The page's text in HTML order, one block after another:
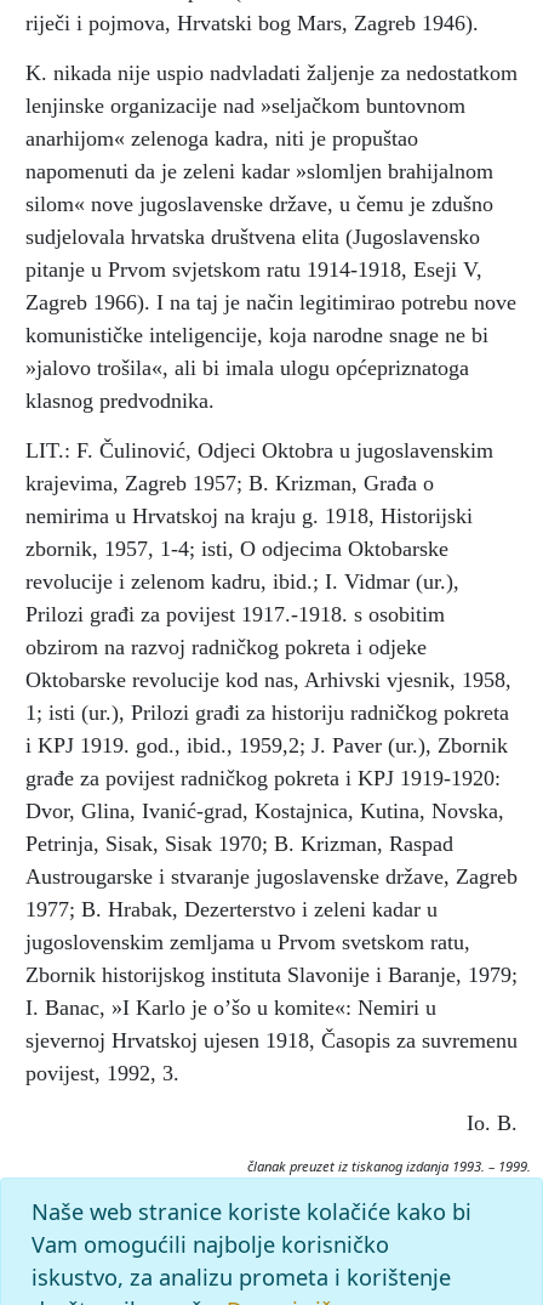
riječi i pojmova, Hrvatski bog Mars, Zagreb 1946).
K. nikada nije uspio nadvladati žaljenje za nedostatkom
lenjinske organizacije nad »seljačkom buntovnom
anarhijom« zelenoga kadra, niti je propuštao
napomenuti da je zeleni kadar »slomljen brahijalnom
silom« nove jugoslavenske države, u čemu je zdušno
sudjelovala hrvatska društvena elita (Jugoslavensko
pitanje u Prvom svjetskom ratu 1914-1918, Eseji V,
Zagreb 1966). I na taj je način legitimirao potrebu nove
komunističke inteligencije, koja narodne snage ne bi
»jalovo trošila«, ali bi imala ulogu općepriznatoga
klasnog predvodnika.
LIT.: F. Čulinović, Odjeci Oktobra u jugoslavenskim
krajevima, Zagreb 1957; B. Krizman, Građa o
nemirima u Hrvatskoj na kraju g. 1918, Historijski
zbornik, 1957, 1-4; isti, O odjecima Oktobarske
revolucije i zelenom kadru, ibid.; I. Vidmar (ur.),
Prilozi građi za povijest 1917.-1918. s osobitim
obzirom na razvoj radničkog pokreta i odjeke
Oktobarske revolucije kod nas, Arhivski vjesnik, 1958,
1; isti (ur.), Prilozi građi za historiju radničkog pokreta
i KPJ 1919. god., ibid., 1959,2; J. Paver (ur.), Zbornik
građe za povijest radničkog pokreta i KPJ 1919-1920:
Dvor, Glina, Ivanić-grad, Kostajnica, Kutina, Novska,
Petrinja, Sisak, Sisak 1970; B. Krizman, Raspad
Austrougarske i stvaranje jugoslavenske države, Zagreb
1977; B. Hrabak, Dezerterstvo i zeleni kadar u
jugoslovenskim zemljama u Prvom svetskom ratu,
Zbornik historijskog instituta Slavonije i Baranje, 1979;
I. Banac, »I Karlo je o’šo u komite«: Nemiri u
sjevernoj Hrvatskoj ujesen 1918, Časopis za suvremenu
povijest, 1992, 3.
Io. B.
članak preuzet iz tiskanog izdanja 1993. – 1999.
Citiranje:
Krležijana (1993–99), mrežno izdanje.
Leksikografski zavod Miroslav Krleža, 2026. Pristupljeno
9.8.2026. <https://krlezijana.lzmk.hr/clanak/2301>.
Naše web stranice koriste kolačiće kako bi
Vam omogućili najbolje korisničko
iskustvo, za analizu prometa i korištenje